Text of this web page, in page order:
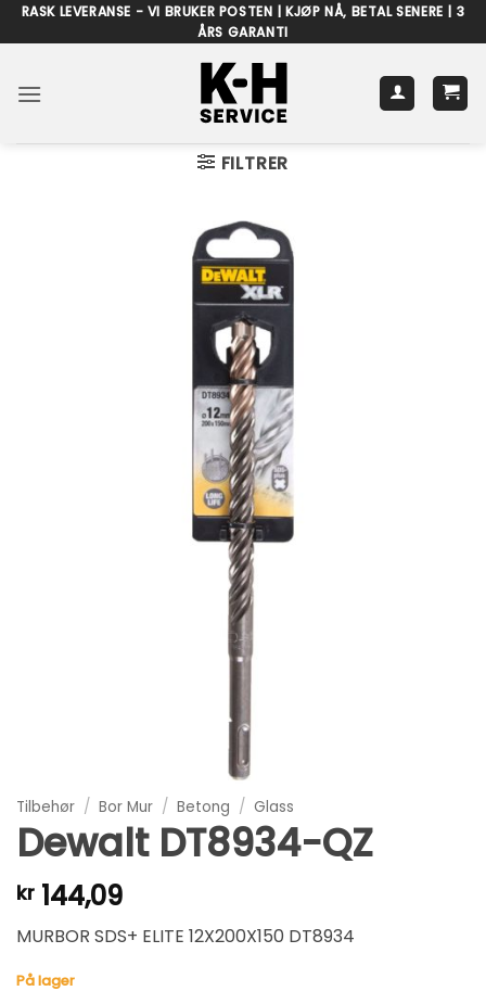
Skip
to
RASK LEVERANSE - VI BRUKER POSTEN | KJØP NÅ, BETAL SENERE | 3
ÅRS GARANTI
FILTRER
Tilbehør / Bor Mur / Betong / Glass
Dewalt DT8934-QZ
kr 144,09
MURBOR SDS+ ELITE 12X200X150 DT8934
På lager